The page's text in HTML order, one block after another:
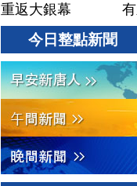
重返大銀幕
今日整點新聞